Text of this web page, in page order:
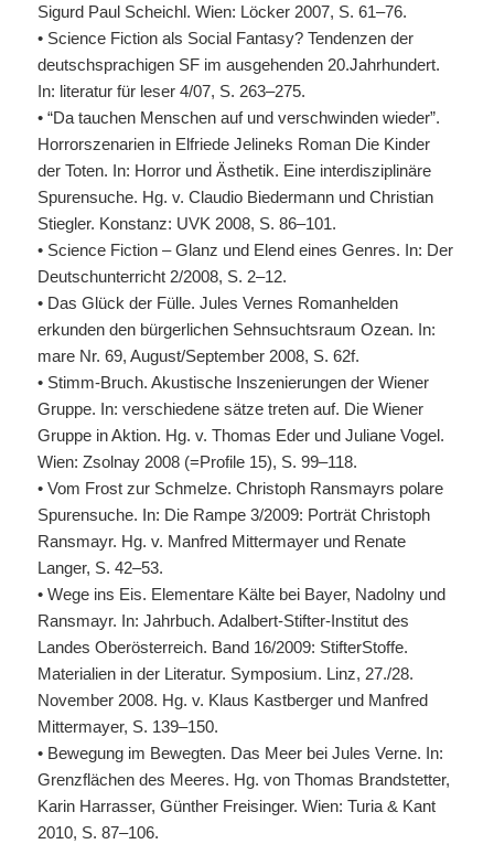
Sigurd Paul Scheichl. Wien: Löcker 2007, S. 61–76.
• Science Fiction als Social Fantasy? Tendenzen der
deutschsprachigen SF im ausgehenden 20.Jahrhundert.
In: literatur für leser 4/07, S. 263–275.
• “Da tauchen Menschen auf und verschwinden wieder”.
Horrorszenarien in Elfriede Jelineks Roman Die Kinder
der Toten. In: Horror und Ästhetik. Eine interdisziplinäre
Spurensuche. Hg. v. Claudio Biedermann und Christian
Stiegler. Konstanz: UVK 2008, S. 86–101.
• Science Fiction – Glanz und Elend eines Genres. In: Der
Deutschunterricht 2/2008, S. 2–12.
• Das Glück der Fülle. Jules Vernes Romanhelden
erkunden den bürgerlichen Sehnsuchtsraum Ozean. In:
mare Nr. 69, August/September 2008, S. 62f.
• Stimm-Bruch. Akustische Inszenierungen der Wiener
Gruppe. In: verschiedene sätze treten auf. Die Wiener
Gruppe in Aktion. Hg. v. Thomas Eder und Juliane Vogel.
Wien: Zsolnay 2008 (=Profile 15), S. 99–118.
• Vom Frost zur Schmelze. Christoph Ransmayrs polare
Spurensuche. In: Die Rampe 3/2009: Porträt Christoph
Ransmayr. Hg. v. Manfred Mittermayer und Renate
Langer, S. 42–53.
• Wege ins Eis. Elementare Kälte bei Bayer, Nadolny und
Ransmayr. In: Jahrbuch. Adalbert-Stifter-Institut des
Landes Oberösterreich. Band 16/2009: StifterStoffe.
Materialien in der Literatur. Symposium. Linz, 27./28.
November 2008. Hg. v. Klaus Kastberger und Manfred
Mittermayer, S. 139–150.
• Bewegung im Bewegten. Das Meer bei Jules Verne. In:
Grenzflächen des Meeres. Hg. von Thomas Brandstetter,
Karin Harrasser, Günther Freisinger. Wien: Turia & Kant
2010, S. 87–106.